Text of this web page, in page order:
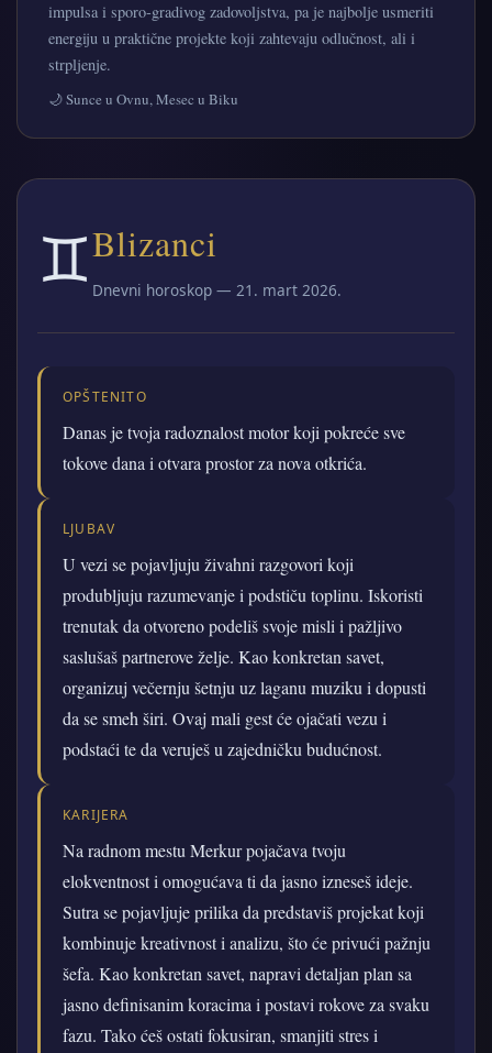
impulsa i sporo‑gradivog zadovoljstva, pa je najbolje usmeriti
energiju u praktične projekte koji zahtevaju odlučnost, ali i
strpljenje.
🌙 Sunce u Ovnu, Mesec u Biku
♊Blizanci
Dnevni horoskop — 21. mart 2026.
OPŠTENITO
Danas je tvoja radoznalost motor koji pokreće sve
tokove dana i otvara prostor za nova otkrića.
LJUBAV
U vezi se pojavljuju živahni razgovori koji
produbljuju razumevanje i podstiču toplinu. Iskoristi
trenutak da otvoreno podeliš svoje misli i pažljivo
saslušaš partnerove želje. Kao konkretan savet,
organizuj večernju šetnju uz laganu muziku i dopusti
da se smeh širi. Ovaj mali gest će ojačati vezu i
podstaći te da veruješ u zajedničku budućnost.
KARIJERA
Na radnom mestu Merkur pojačava tvoju
elokventnost i omogućava ti da jasno izneseš ideje.
Sutra se pojavljuje prilika da predstaviš projekat koji
kombinuje kreativnost i analizu, što će privući pažnju
šefa. Kao konkretan savet, napravi detaljan plan sa
jasno definisanim koracima i postavi rokove za svaku
fazu. Tako ćeš ostati fokusiran, smanjiti stres i